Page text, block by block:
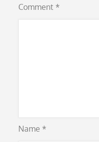
Comment *
Name *